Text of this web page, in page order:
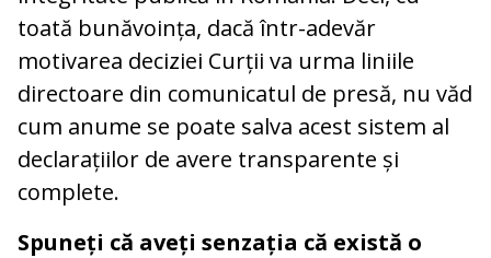
toată bunăvoința, dacă într-adevăr
motivarea deciziei Curții va urma liniile
directoare din comunicatul de presă, nu văd
cum anume se poate salva acest sistem al
declarațiilor de avere transparente și
complete.
Spuneți că aveți senzația că există o